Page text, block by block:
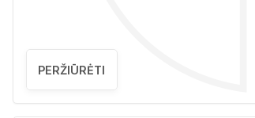
PERŽIŪRĖTI